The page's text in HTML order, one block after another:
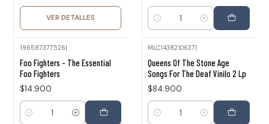
VER DETALLES
Cantidad
196587377526
Foo Fighters - The Essential
Foo Fighters
$14.900
Cantidad
MLC1438210637
Queens Of The Stone Age
Songs For The Deaf Vinilo 2 Lp
$84.900
Cantidad